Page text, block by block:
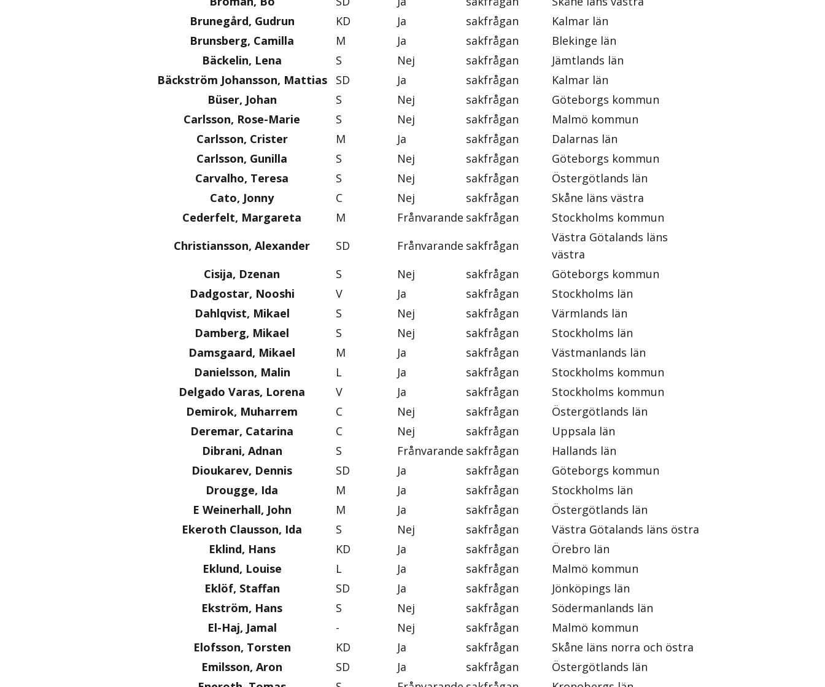
Brunegård, Gudrun
KD Ja sakfrågan
Kalmar län
Brunsberg, Camilla
M Ja sakfrågan
Blekinge län
Bäckelin, Lena
S Nej sakfrågan
Jämtlands län
Bäckström Johansson, Mattias
SD Ja sakfrågan
Kalmar län
Büser, Johan
S Nej sakfrågan
Göteborgs kommun
Carlsson, Rose-Marie
S Nej sakfrågan
Malmö kommun
Carlsson, Crister
M Ja sakfrågan
Dalarnas län
Carlsson, Gunilla
S Nej sakfrågan
Göteborgs kommun
Carvalho, Teresa
S Nej sakfrågan
Östergötlands län
Cato, Jonny
C Nej sakfrågan
Skåne läns västra
Cederfelt, Margareta
M Frånvarande sakfrågan
Stockholms kommun
Christiansson, Alexander
SD Frånvarande sakfrågan
Västra Götalands läns
västra
Cisija, Dzenan
S Nej sakfrågan
Göteborgs kommun
Dadgostar, Nooshi
V Ja sakfrågan
Stockholms län
Dahlqvist, Mikael
S Nej sakfrågan
Värmlands län
Damberg, Mikael
S Nej sakfrågan
Stockholms län
Damsgaard, Mikael
M Ja sakfrågan
Västmanlands län
Danielsson, Malin
L Ja sakfrågan
Stockholms kommun
Delgado Varas, Lorena
V Ja sakfrågan
Stockholms kommun
Demirok, Muharrem
C Nej sakfrågan
Östergötlands län
Deremar, Catarina
C Nej sakfrågan
Uppsala län
Dibrani, Adnan
S Frånvarande sakfrågan
Hallands län
Dioukarev, Dennis
SD Ja sakfrågan
Göteborgs kommun
Drougge, Ida
M Ja sakfrågan
Stockholms län
E Weinerhall, John
M Ja sakfrågan
Östergötlands län
Ekeroth Clausson, Ida
S Nej sakfrågan
Västra Götalands läns östra
Eklind, Hans
KD Ja sakfrågan
Örebro län
Eklund, Louise
L Ja sakfrågan
Malmö kommun
Eklöf, Staffan
SD Ja sakfrågan
Jönköpings län
Ekström, Hans
S Nej sakfrågan
Södermanlands län
El-Haj, Jamal
- Nej sakfrågan
Malmö kommun
Elofsson, Torsten
KD Ja sakfrågan
Skåne läns norra och östra
Emilsson, Aron
SD Ja sakfrågan
Östergötlands län